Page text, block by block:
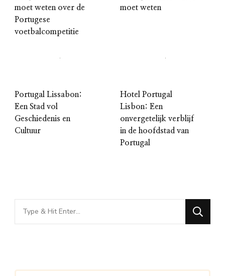
moet weten over de
Portugese
voetbalcompetitie
moet weten
Portugal Lissabon:
Een Stad vol
Geschiedenis en
Cultuur
Hotel Portugal
Lisbon: Een
onvergetelijk verblijf
in de hoofdstad van
Portugal
Looking
for